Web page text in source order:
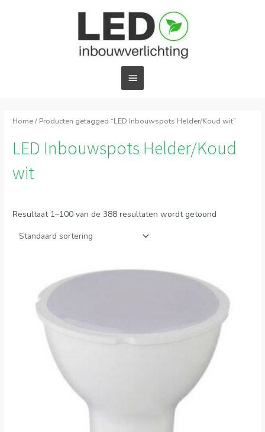
Hoofdmenu
Home/ Producten getagged “LED Inbouwspots Helder/Koud wit”
LED Inbouwspots Helder/Koud
wit
Resultaat 1–100 van de 388 resultaten wordt getoond